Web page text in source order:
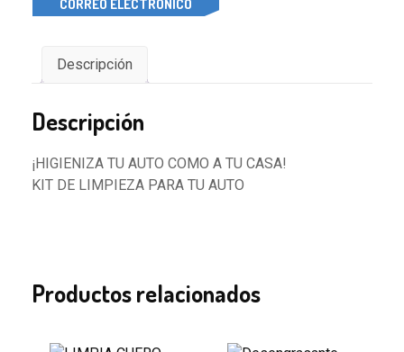
CORREO ELECTRONICO
Descripción
Descripción
¡HIGIENIZA TU AUTO COMO A TU CASA!
KIT DE LIMPIEZA PARA TU AUTO
Productos relacionados